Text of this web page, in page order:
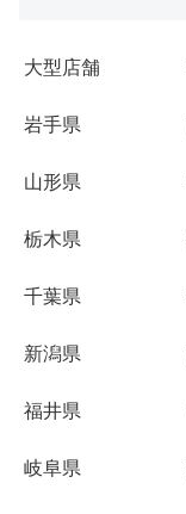
大型店舗
岩手県
山形県
栃木県
千葉県
新潟県
福井県
岐阜県